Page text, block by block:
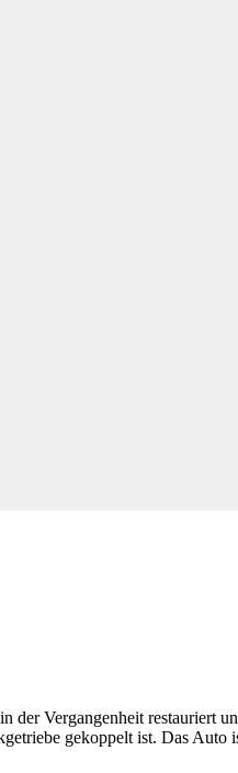
Vergangenheit restauriert
gekoppelt ist. Das Auto